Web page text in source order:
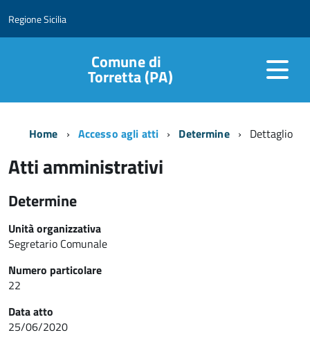
Regione Sicilia
Comune di
Torretta (PA)
Home Accesso agli atti Determine Dettaglio
Atti amministrativi
Determine
Unità organizzativa
Segretario Comunale
Numero particolare
22
Data atto
25/06/2020